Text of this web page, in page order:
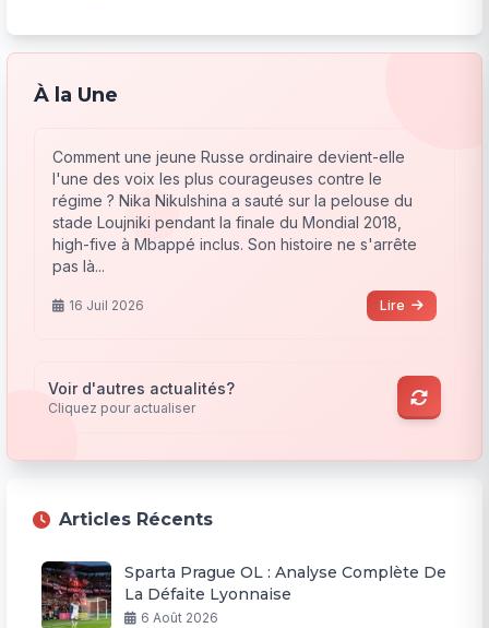
À la Une
Comment une jeune Russe ordinaire devient-elle
l'une des voix les plus courageuses contre le
régime ? Nika Nikulshina a sauté sur la pelouse du
stade Loujniki pendant la finale du Mondial 2018,
high-five à Mbappé inclus. Son histoire ne s'arrête
pas là...
16 Juil 2026 Lire
Voir d'autres actualités?
Cliquez pour actualiser
Articles Récents
Sparta Prague OL : Analyse Complète De
La Défaite Lyonnaise
6 Août 2026